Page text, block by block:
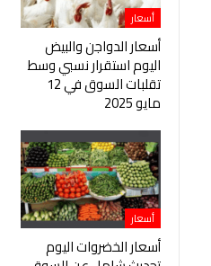
أسعار
أسعار الدواجن والبيض
اليوم استقرار نسبي وسط
تقلبات السوق في 12
مايو 2025
أسعار
أسعار الخضروات اليوم